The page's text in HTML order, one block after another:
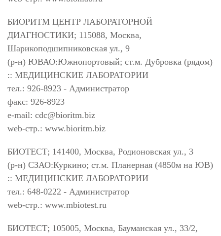
БИОРИТМ ЦЕНТР ЛАБОРАТОРНОЙ
ДИАГНОСТИКИ; 115088, Москва,
Шарикоподшипниковская ул., 9
(р-н) ЮВАО:Южнопортовый; ст.м. Дубровка (рядом)
:: МЕДИЦИНСКИЕ ЛАБОРАТОРИИ
тел.: 926-8923 - Администратор
факс: 926-8923
e-mail: cdc@bioritm.biz
web-стр.: www.bioritm.biz
БИОТЕСТ; 141400, Москва, Родионовская ул., 3
(р-н) СЗАО:Куркино; ст.м. Планерная (4850м на ЮВ)
:: МЕДИЦИНСКИЕ ЛАБОРАТОРИИ
тел.: 648-0222 - Администратор
web-стр.: www.mbiotest.ru
БИОТЕСТ; 105005, Москва, Бауманская ул., 33/2,